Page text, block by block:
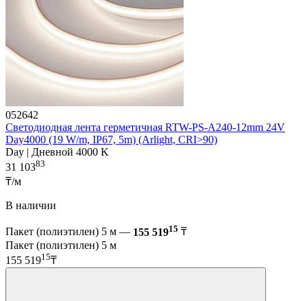
052642
Светодиодная лента герметичная RTW-PS-A240-12mm 24V
Day4000 (19 W/m, IP67, 5m) (Arlight, CRI>90)
Day | Дневной 4000 K
31 10383
₸/м
В наличии
Пакет (полиэтилен) 5 м — 155 51915 ₸
Пакет (полиэтилен) 5 м
155 51915₸